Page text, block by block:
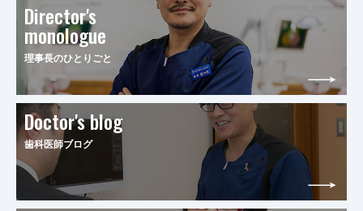
Director's
monologue
理事長のひとりごと
Doctor's blog
歯科医師ブログ